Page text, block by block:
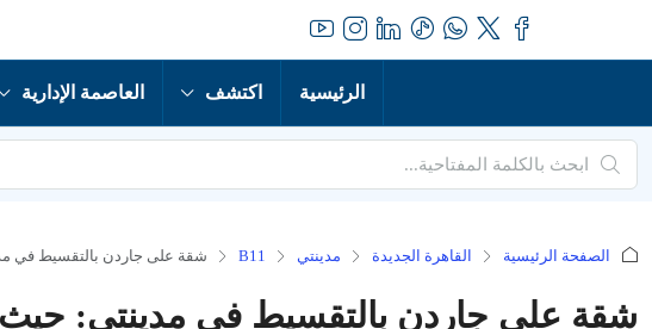
الرئيسية اكتشف العاصمة الإدارية
الصفحة الرئيسية القاهرة الجديدة مدينتي B11 شقة على جاردن بالتقسيط في
شقة على جاردن بالتقسيط في مدينتي: حيث